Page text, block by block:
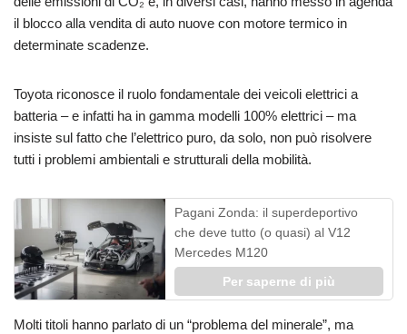
il blocco alla vendita di auto nuove con motore termico in
determinate scadenze.
Toyota riconosce il ruolo fondamentale dei veicoli elettrici a
batteria – e infatti ha in gamma modelli 100% elettrici – ma
insiste sul fatto che l’elettrico puro, da solo, non può risolvere
tutti i problemi ambientali e strutturali della mobilità.
Pagani Zonda: il superdeportivo
che deve tutto (o quasi) al V12
Mercedes M120
Per saperne di più
Molti titoli hanno parlato di un “problema del minerale”, ma